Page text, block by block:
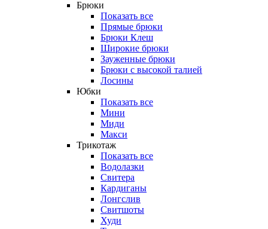
Брюки
Показать все
Прямые брюки
Брюки Клеш
Широкие брюки
Зауженные брюки
Брюки с высокой талией
Лосины
Юбки
Показать все
Мини
Миди
Макси
Трикотаж
Показать все
Водолазки
Свитера
Кардиганы
Лонгслив
Свитшоты
Худи